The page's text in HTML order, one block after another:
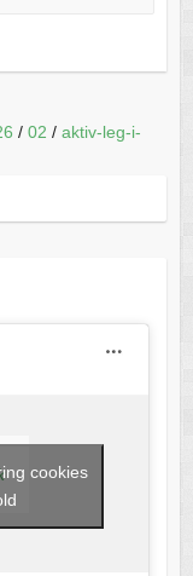
/ 02 / aktiv-leg-i-
cookies